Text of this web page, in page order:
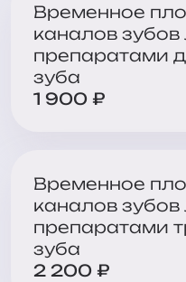
Временное
каналов
препаратами
зуба
1 900 ₽
Временное
каналов
препаратами
зуба
2 200 ₽